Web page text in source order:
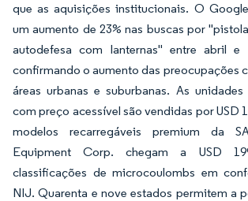
que as aquisições institucionais. O
um aumento de 23% nas buscas por
autodefesa com lanternas" entre abril e
confirmando o aumento das preocupações
áreas urbanas e suburbanas. As unidades
com preço acessível são vendidas por USD
modelos recarregáveis premium da
Equipment Corp. chegam a USD
classificações de microcoulombs em
NIJ. Quarenta e nove estados permitem a